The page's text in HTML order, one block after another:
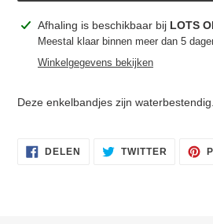
Product
toegevoegen
Afhaling is beschikbaar bij LOTS
Meestal klaar binnen meer dan 5
Winkelgegevens bekijken
Deze enkelbandjes zijn waterbestendig.
DELEN DELEN TWITTER
OP